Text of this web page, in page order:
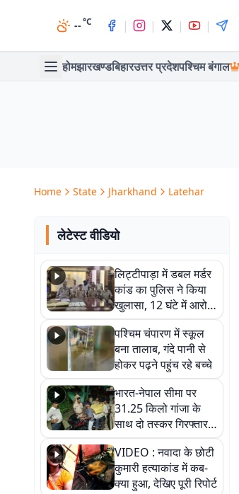
--°C | | | |
होमझारखण्डबिहारउत्तर प्रदेशपश्चिम बंगाल
Home State Jharkhand Latehar
लेटेस्ट वीडियो
लिट्टीपाड़ा में डबल मर्डर
कांड का पुलिस ने किया
खुलासा, 12 घंटे में आरोपी
गिरफ्तार
पश्चिम चंपारण में स्कूल
बना तालाब, गंदे पानी से
होकर पढ़ने पहुंच रहे बच्चे
भारत-नेपाल सीमा पर
31.25 किलो गांजा के
साथ दो तस्कर गिरफ्तार,
नेपाली नंबर की बाइक
जब्त
VIDEO : नवादा के छोटी
कुमारी हत्याकांड में कब-
क्या हुआ, देखिए पूरी रिपोर्ट